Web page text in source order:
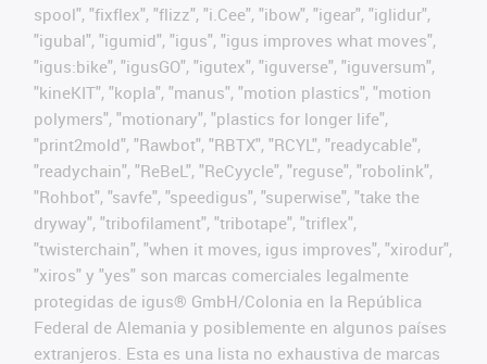
spool", "fixflex", "flizz", "i.Cee", "ibow", "igear", "iglidur",
"igubal", "igumid", "igus", "igus improves what moves",
"igus:bike", "igusGO", "igutex", "iguverse", "iguversum",
"kineKIT", "kopla", "manus", "motion plastics", "motion
polymers", "motionary", "plastics for longer life",
"print2mold", "Rawbot", "RBTX", "RCYL", "readycable",
"readychain", "ReBeL", "ReCyycle", "reguse", "robolink",
"Rohbot", "savfe", "speedigus", "superwise", "take the
dryway", "tribofilament", "tribotape", "triflex",
"twisterchain", "when it moves, igus improves", "xirodur",
"xiros" y "yes" son marcas comerciales legalmente
protegidas de igus® GmbH/Colonia en la República
Federal de Alemania y posiblemente en algunos países
extranjeros. Esta es una lista no exhaustiva de marcas